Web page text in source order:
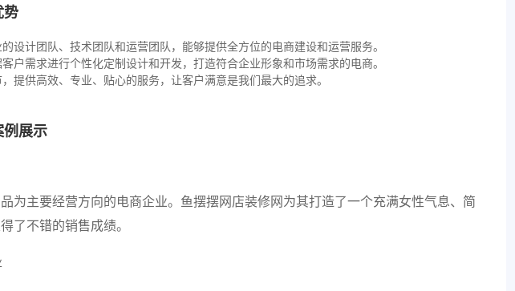
势
设计团队、技术团队和运营团队，能够提供全方位的电商建设和运营服务。
户需求进行个性化定制设计和开发，打造符合企业形象和市场需求的电商。
提供高效、专业、贴心的服务，让客户满意是我们最大的追求。
例展示
为主要经营方向的电商企业。鱼摆摆网店装修网为其打造了一个充满女性气息、简
了不错的销售成绩。